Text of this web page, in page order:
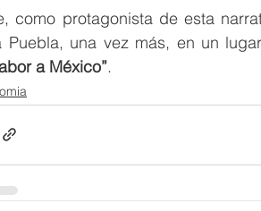
como protagonista de esta
Puebla, una vez más, en un
a México”.